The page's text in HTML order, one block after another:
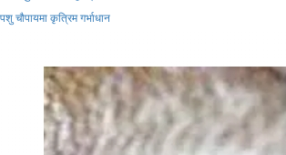
पशु चौपायमा कृत्रिम गर्भाधान